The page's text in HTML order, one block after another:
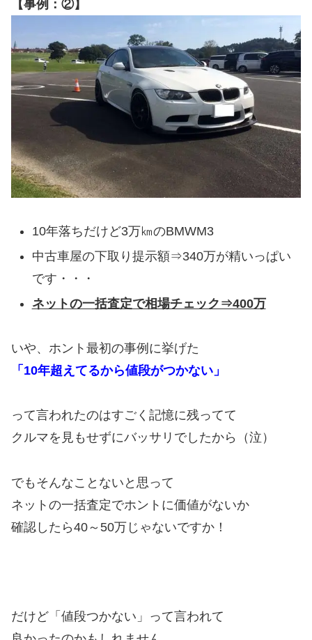
【事例：②】
10年落ちだけど3万㎞のBMWM3
中古車屋の下取り提示額⇒340万が精いっぱい
です・・・
ネットの一括査定で相場チェック⇒400万
いや、ホント最初の事例に挙げた
「10年超えてるから値段がつかない」
って言われたのはすごく記憶に残ってて
クルマを見もせずにバッサリでしたから（泣）
でもそんなことないと思って
ネットの一括査定でホントに価値がないか
確認したら40～50万じゃないですか！
だけど「値段つかない」って言われて